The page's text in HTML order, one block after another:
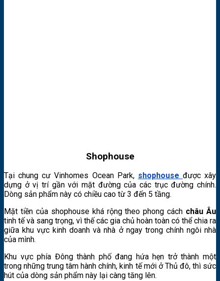
Shophouse
Tại chung cư Vinhomes Ocean Park, shophouse được xây
dựng ở vị trí gần với mặt đường của các trục đường chính.
Dòng sản phẩm này có chiều cao từ 3 đến 5 tầng.
Mặt tiền của shophouse khá rộng theo phong cách châu Âu
tinh tế và sang trọng, vì thế các gia chủ hoàn toàn có thể chia ra
giữa khu vực kinh doanh và nhà ở ngay trong chính ngôi nhà
của mình.
Khu vực phía Đông thành phố đang hứa hẹn trở thành một
trong những trung tâm hành chính, kinh tế mới ở Thủ đô, thì sức
hút của dòng sản phẩm này lại càng tăng lên.